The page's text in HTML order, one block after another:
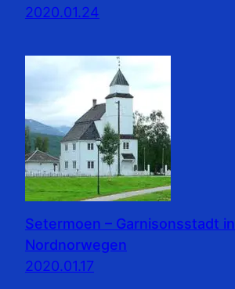
2020.01.24
Setermoen – Garnisonsstadt in
Nordnorwegen
2020.01.17